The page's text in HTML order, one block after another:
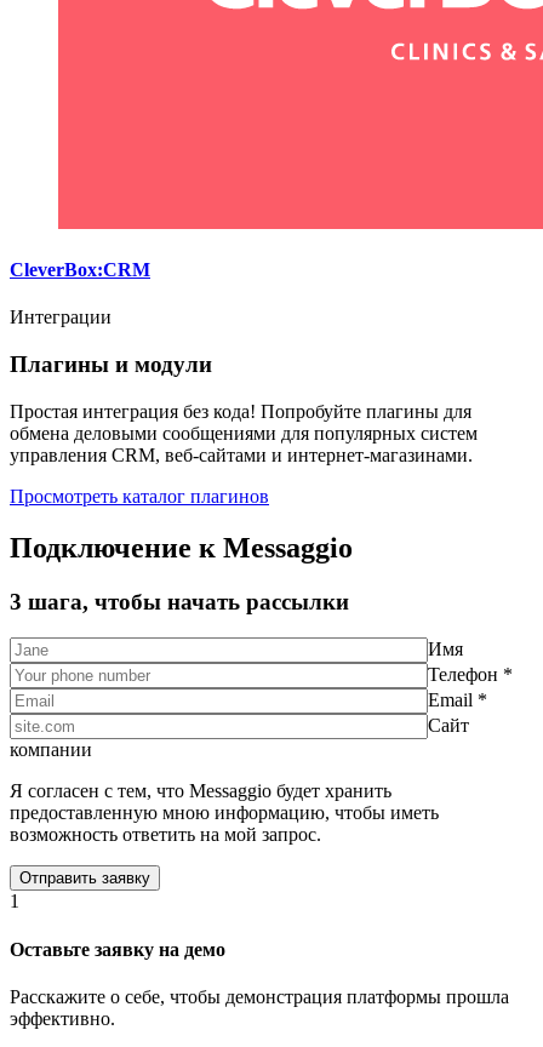
CleverBox:CRM
Интеграции
Плагины и модули
Простая интеграция без кода! Попробуйте плагины для
обмена деловыми сообщениями для популярных систем
управления CRM, веб-сайтами и интернет-магазинами.
Просмотреть каталог плагинов
Подключение к Messaggio
3 шага, чтобы начать рассылки
Имя
Телефон *
Email *
Сайт
компании
Я согласен с тем, что Messaggio будет хранить
предоставленную мною информацию, чтобы иметь
возможность ответить на мой запрос.
1
Оставьте заявку на демо
Расскажите о себе, чтобы демонстрация платформы прошла
эффективно.